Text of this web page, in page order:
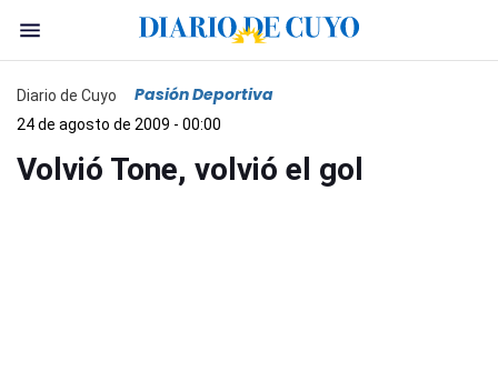
Diario de Cuyo Pasión Deportiva
24 de agosto de 2009 - 00:00
Volvió Tone, volvió el gol